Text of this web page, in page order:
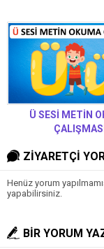
Ü SESİ METİN
ÇALIŞMASI
ZİYARETÇİ
Henüz yorum
yapabilirsiniz.
BİR YORUM